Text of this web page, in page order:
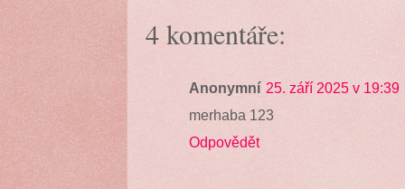
4 komentáře:
Anonymní 25. září 2025 v 19:39
merhaba 123
Odpovědět